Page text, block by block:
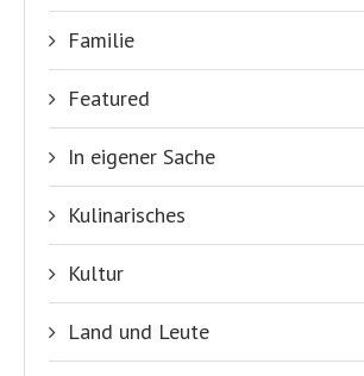
Familie
Featured
In eigener Sache
Kulinarisches
Kultur
Land und Leute